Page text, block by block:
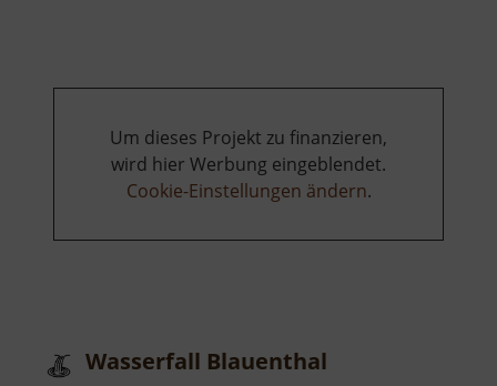
Um dieses Projekt zu finanzieren,
wird hier Werbung eingeblendet.
Cookie-Einstellungen ändern.
Wasserfall Blauenthal